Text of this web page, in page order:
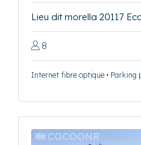
Lieu dit morella 20117
8
Internet fibre optique • Parking